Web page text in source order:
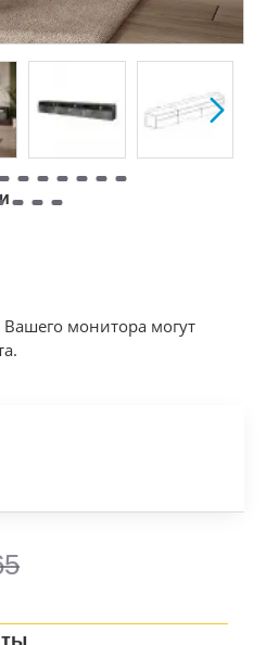
монитора могут